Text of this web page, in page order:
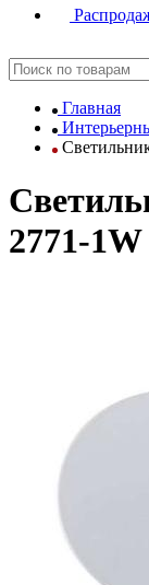
Главная
2771-1W